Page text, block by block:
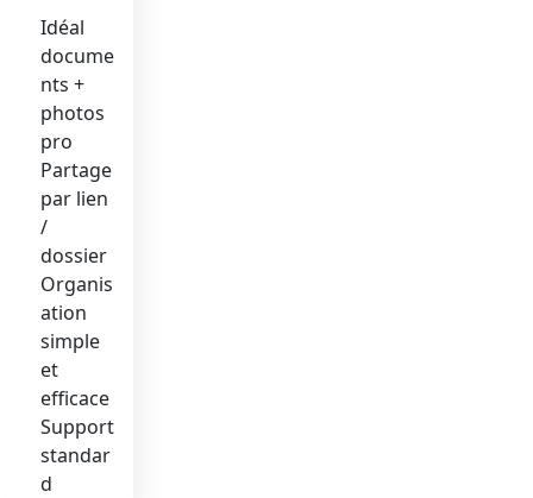
Idéal
docume
nts +
photos
pro
Partage
par lien
/
dossier
Organis
ation
simple
et
efficace
Support
standar
d